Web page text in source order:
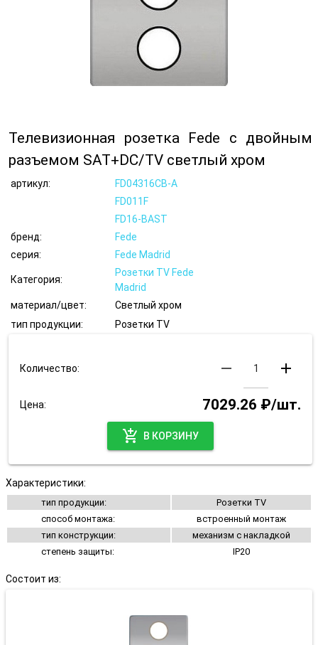
Телевизионная розетка Fede с двойным
разъемом SAT+DC/TV светлый хром
артикул:
FD04316CB-A
FD011F
FD16-BAST
бренд:
Fede
серия:
Fede Madrid
Категория:
Розетки TV Fede
Madrid
материал/цвет:
Светлый хром
тип продукции:
Розетки TV
Количество: remove add
Цена:
7029.26 ₽/шт.
add_shopping_cart
В КОРЗИНУ
Характеристики:
тип продукции:
Розетки TV
способ монтажа:
встроенный монтаж
тип конструкции:
механизм с накладкой
степень защиты:
IP20
Состоит из: